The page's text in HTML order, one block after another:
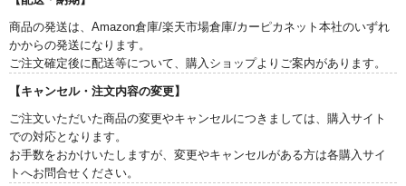
商品の発送は、Amazon倉庫/楽天市場倉庫/カーピカネット本社のいずれ
かからの発送になります。
ご注文確定後に配送等について、購入ショップよりご案内があります。
【キャンセル・注文内容の変更】
ご注文いただいた商品の変更やキャンセルにつきましては、購入サイト
での対応となります。
お手数をおかけいたしますが、変更やキャンセルがある方は各購入サイ
トへお問合せください。